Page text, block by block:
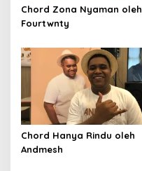
Chord Zona Nyaman oleh
Fourtwnty
Chord Hanya Rindu oleh
Andmesh